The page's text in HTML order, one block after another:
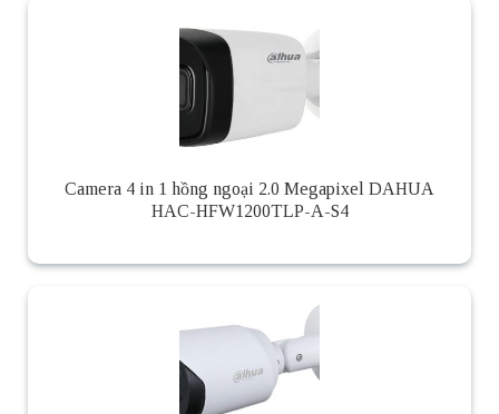
Camera 4 in 1 hồng ngoại 2.0 Megapixel DAHUA
HAC-HFW1200TLP-A-S4